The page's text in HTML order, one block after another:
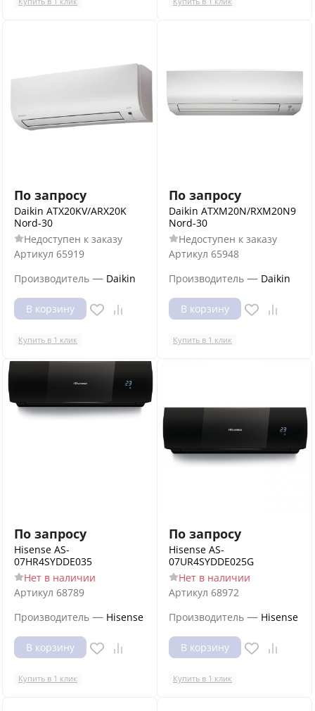
По запросу
Daikin ATX20KV/ARX20K
Nord-30
Недоступен к заказу
Артикул 65919
Производитель — Daikin
В корзину
Купить в 1 клик
По запросу
Daikin ATXM20N/RXM20N9
Nord-30
Недоступен к заказу
Артикул 65948
Производитель — Daikin
В корзину
Купить в 1 клик
По запросу
Hisense AS-
07HR4SYDDE035
Нет в наличии
Артикул 68789
Производитель — Hisense
В корзину
Купить в 1 клик
По запросу
Hisense AS-
07UR4SYDDE025G
Нет в наличии
Артикул 68972
Производитель — Hisense
В корзину
Купить в 1 клик